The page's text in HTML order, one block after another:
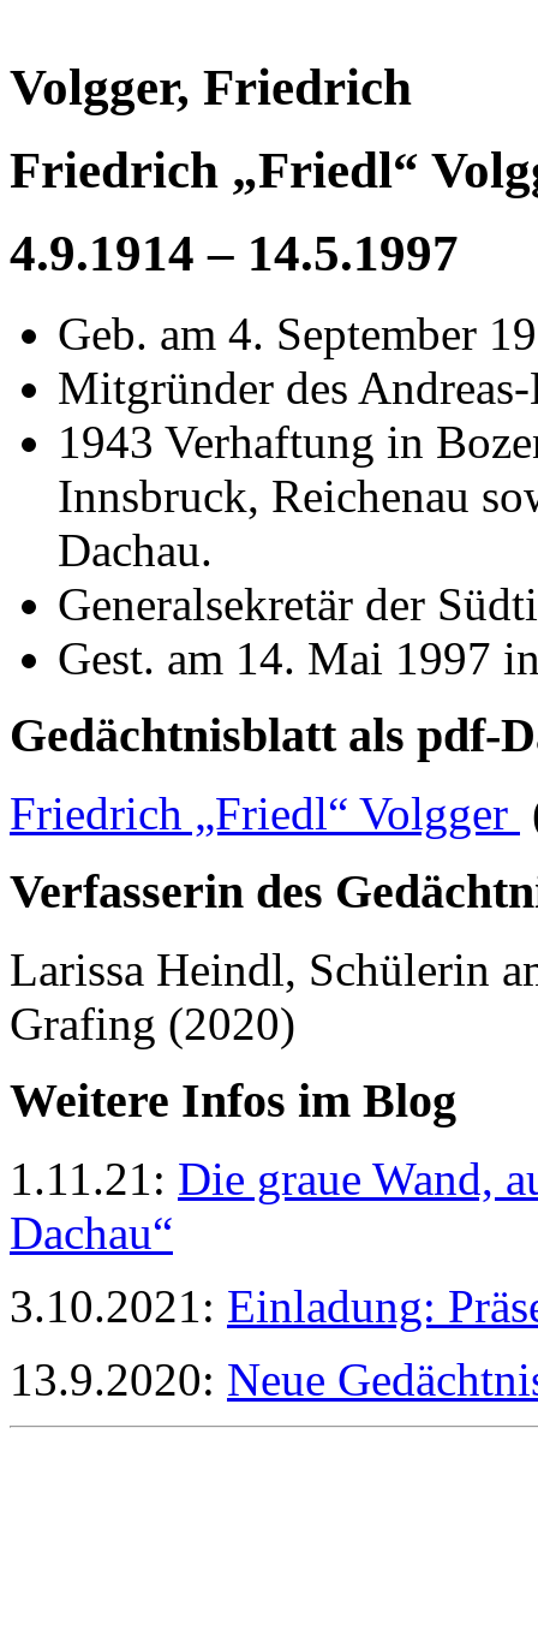
Volgger, Friedrich
Friedrich „Friedl“
4.9.1914 – 14.5.1997
Geb. am 4. September
Mitgründer des
1943 Verhaftung in
Innsbruck, Reichenau
Dachau.
Generalsekretär der
Gest. am 14. Mai 1997
Gedächtnisblatt als pdf-
Friedrich „Friedl“ Volgger
Verfasserin des
Larissa Heindl, Schülerin
Grafing (2020)
Weitere Infos im Blog
1.11.21: Die graue Wand,
Dachau“
3.10.2021: Einladung:
13.9.2020: Neue